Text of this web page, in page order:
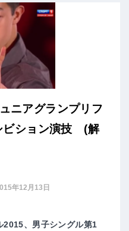
ニアグランプリフ
ビション演技 (解
年12月13日
2015、男子シングル第1